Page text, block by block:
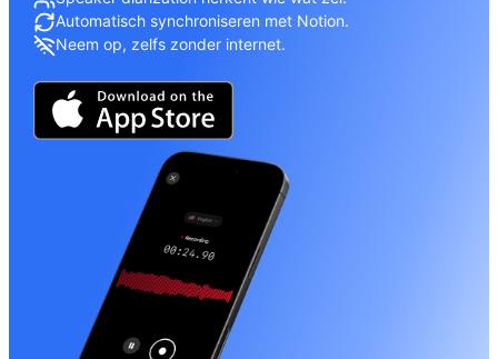
Automatisch synchroniseren met Notion.
Neem op, zelfs zonder internet.